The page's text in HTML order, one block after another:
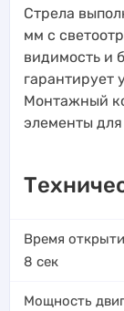
Стрела
мм с
видимость и
гарантирует
Монтажный
элементы
Время
8 сек
Мощность